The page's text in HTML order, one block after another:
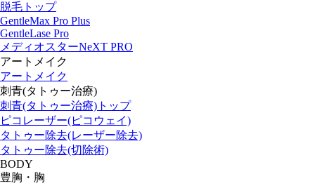
脱毛トップ
GentleMax Pro Plus
GentleLase Pro
メディオスターNeXT PRO
アートメイク
アートメイク
刺青(タトゥー治療)
刺青(タトゥー治療)トップ
ピコレーザー(ピコウェイ)
タトゥー除去(レーザー除去)
タトゥー除去(切除術)
BODY
豊胸・胸